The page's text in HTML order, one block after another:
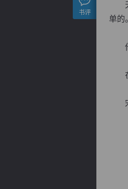
天
单的
他
在
宋
书评